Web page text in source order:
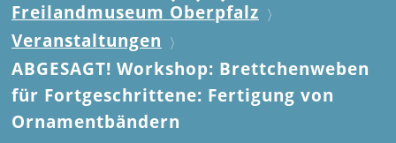
Freilandmuseum Oberpfalz
Veranstaltungen
ABGESAGT! Workshop: Brettchenweben
für Fortgeschrittene: Fertigung von
Ornamentbändern